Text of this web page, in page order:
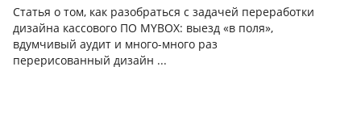
Статья о том, как разобраться с задачей переработки
дизайна кассового ПО MYBOX: выезд «в поля»,
вдумчивый аудит и много-много раз
перерисованный дизайн ...